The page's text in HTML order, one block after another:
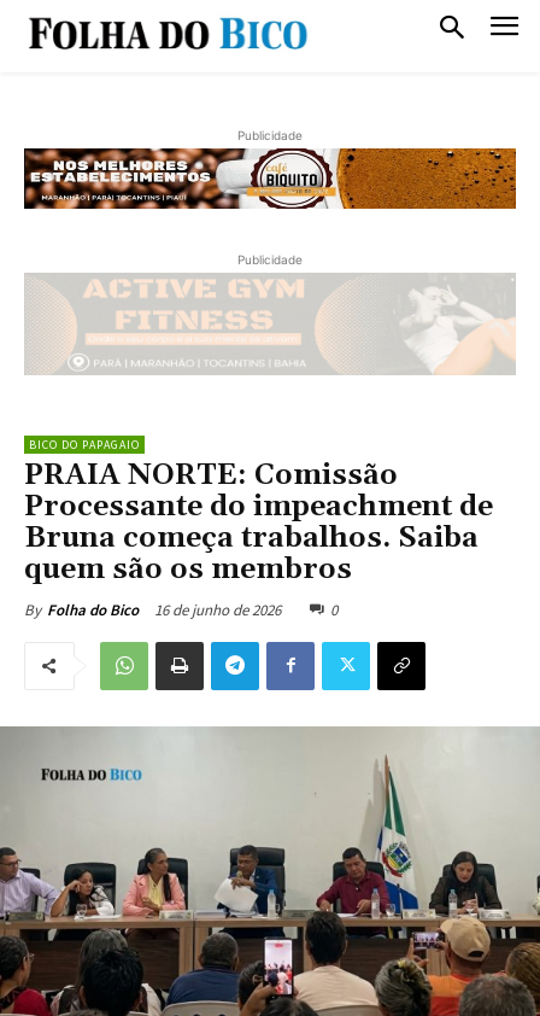
Publicidade
Publicidade
BICO DO PAPAGAIO
PRAIA NORTE: Comissão
Processante do impeachment de
Bruna começa trabalhos. Saiba
quem são os membros
By Folha do Bico 16 de junho de 2026 0